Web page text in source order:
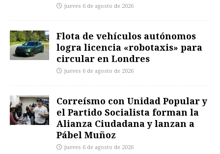
jueves 6 de agosto de 2026
Flota de vehículos autónomos
logra licencia «robotaxis» para
circular en Londres
jueves 6 de agosto de 2026
Correísmo con Unidad Popular y
el Partido Socialista forman la
Alianza Ciudadana y lanzan a
Pábel Muñoz
jueves 6 de agosto de 2026